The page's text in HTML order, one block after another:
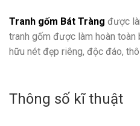
Tranh gốm Bát Tràng được
tranh gốm được làm hoàn
hữu nét đẹp riêng, độc đáo, thô
Thông số kĩ thuật